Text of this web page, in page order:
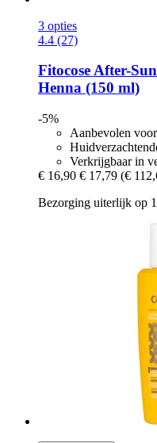
3 opties
4.4 (27)
FitocoseAfter-​
Henna (150 ml)
-5%
Aanbevolen
Verkrijgbaar in
€ 16,90 € 17,79 (€
Bezorging uiterlijk op